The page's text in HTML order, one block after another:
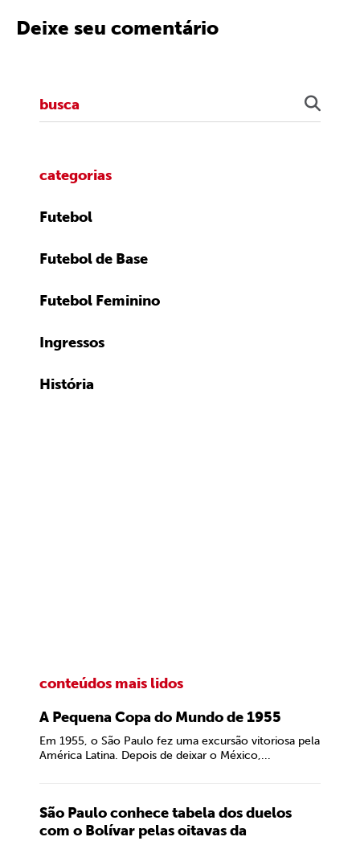
Deixe seu comentário
categorias
Futebol
Futebol de Base
Futebol Feminino
Ingressos
História
conteúdos mais lidos
A Pequena Copa do Mundo de 1955
Em 1955, o São Paulo fez uma excursão vitoriosa pela
América Latina. Depois de deixar o México,...
São Paulo conhece tabela dos duelos
com o Bolívar pelas oitavas da